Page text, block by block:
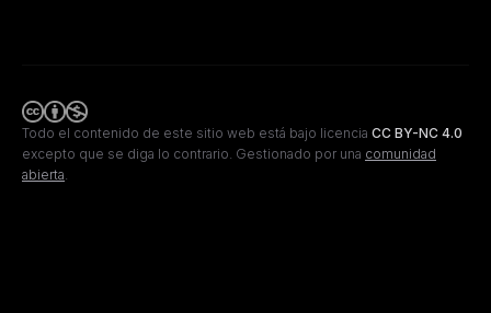
Todo el contenido de este sitio web está bajo licencia CC BY-NC 4.0
excepto que se diga lo contrario. Gestionado por una comunidad
abierta